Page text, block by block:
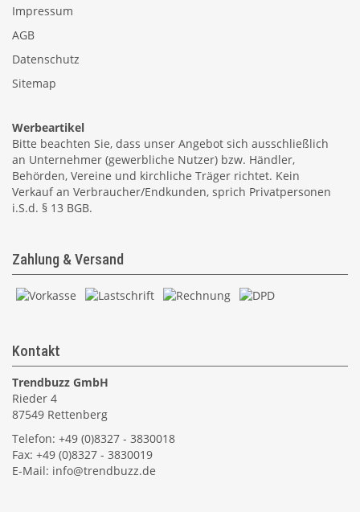
Impressum
AGB
Datenschutz
Sitemap
Werbeartikel
Bitte beachten Sie, dass unser Angebot sich ausschließlich
an Unternehmer (gewerbliche Nutzer) bzw. Händler,
Behörden, Vereine und kirchliche Träger richtet. Kein
Verkauf an Verbraucher/Endkunden, sprich Privatpersonen
i.S.d. § 13 BGB.
Zahlung & Versand
Kontakt
Trendbuzz GmbH
Rieder 4
87549 Rettenberg
Telefon: +49 (0)8327 - 3830018
Fax: +49 (0)8327 - 3830019
E-Mail: info@trendbuzz.de